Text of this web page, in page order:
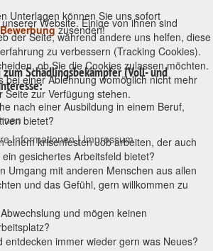
Unterlagen können Sie uns sofort
zusenden!
Schädlingsbekämpfer (Voll- und
nach einer Ausbildung in einem Beruf,
bietet?
einem krisenfesten Job arbeiten, der auch
gesichertes Arbeitsfeld bietet?
Umgang mit anderen Menschen aus allen
und das Gefühl, gern willkommen zu
und mögen keinen
entdecken immer wieder gern was Neues?
Website. Einige von ihnen sind
der Seite, während andere uns helfen, diese
zu verbessern (Tracking Cookies).
ob Sie die Cookies zulassen möchten.
bei einer Ablehnung womöglich nicht mehr
zur Verfügung stehen.
Informationen|Impressum